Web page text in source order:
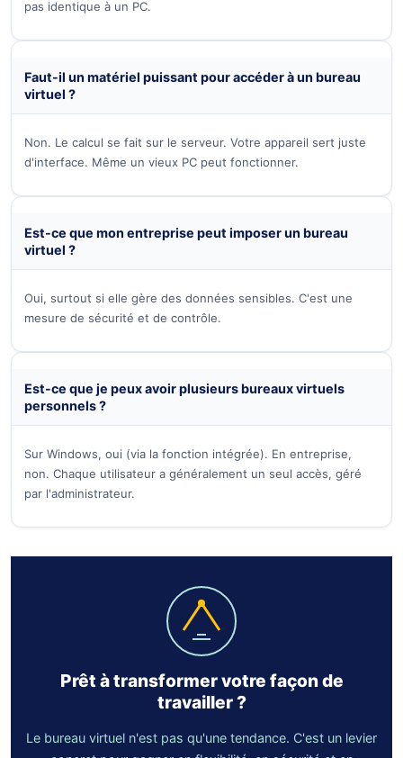
pas identique à un PC.
Faut-il un matériel puissant pour accéder à un bureau
virtuel ?
Non. Le calcul se fait sur le serveur. Votre appareil sert juste
d'interface. Même un vieux PC peut fonctionner.
Est-ce que mon entreprise peut imposer un bureau
virtuel ?
Oui, surtout si elle gère des données sensibles. C'est une
mesure de sécurité et de contrôle.
Est-ce que je peux avoir plusieurs bureaux virtuels
personnels ?
Sur Windows, oui (via la fonction intégrée). En entreprise,
non. Chaque utilisateur a généralement un seul accès, géré
par l'administrateur.
Prêt à transformer votre façon de
travailler ?
Le bureau virtuel n'est pas qu'une tendance. C'est un levier